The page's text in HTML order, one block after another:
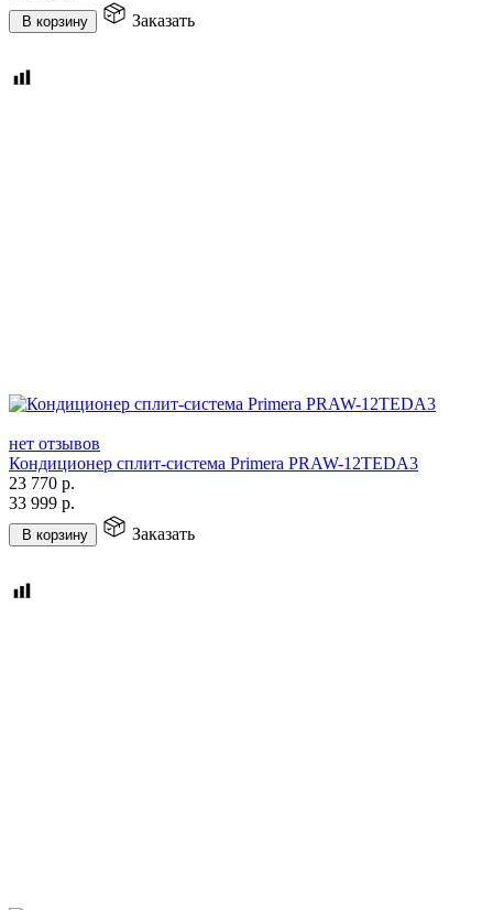
В корзину Заказать
нет отзывов
Кондиционер сплит-система Primera PRAW-12TEDA3
23 770 р.
33 999 р.
В корзину Заказать